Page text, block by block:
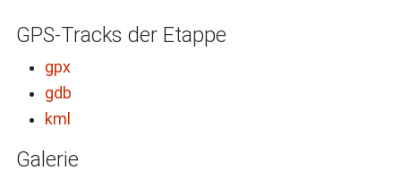
GPS-Tracks der Etappe
gpx
gdb
kml
Galerie